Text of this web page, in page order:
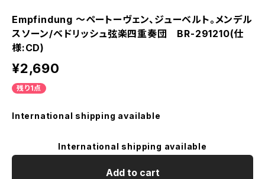
Empfindung ～ペートーヴェン、ジューベルト。メンデル
スソーン/ベドリッシュ弦楽四重奏団 BR-291210(仕
様:CD)
¥2,690
残り1点
International shipping available
International shipping available
Add to cart